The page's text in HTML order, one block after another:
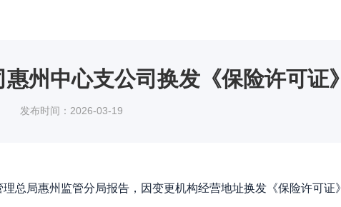
州中心支公司换发《保险许可证
发布时间：2026-03-19
局惠州监管分局报告，因变更机构经营地址换发《保险许可证